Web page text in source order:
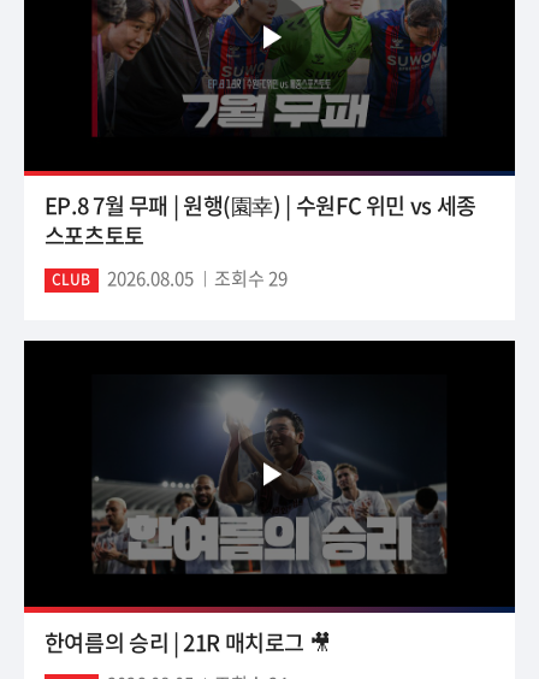
EP.8 7월 무패 | 원행(園幸) | 수원FC 위민 vs 세종
스포츠토토
CLUB 2026.08.05 조회수 29
한여름의 승리 | 21R 매치로그 🎥